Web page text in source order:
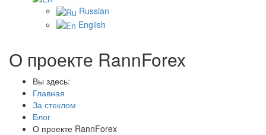
Russian
English
О проекте RannForex
Вы здесь:
Главная
За стеклом
Блог
О проекте RannForex